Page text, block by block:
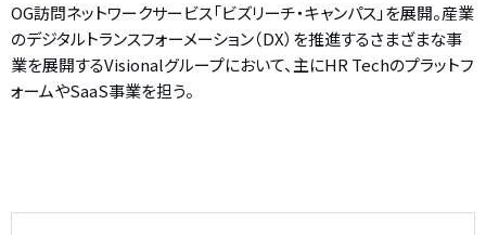
OG訪問ネットワークサービス「ビズリーチ・キャンパス」を展開。産業
のデジタルトランスフォーメーション（DX）を推進するさまざまな事
業を展開するVisionalグループにおいて、主にHR Techのプラットフ
ォームやSaaS事業を担う。